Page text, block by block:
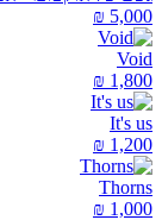
5,000
₪
Void
1,800
₪
It's us
1,200
₪
Thorns
1,000
₪